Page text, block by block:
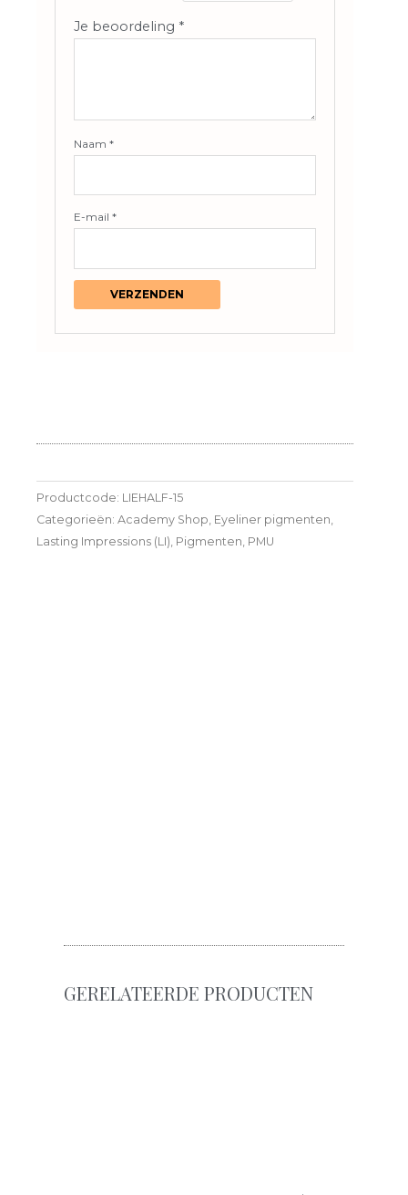
GERELATEERDE PRODUCTEN
Je beoordeling *
Naam*
E-mail*
Productcode: LIEHALF-15
Categorieën: Academy Shop Eyeliner pigmenten
Lasting Impressions (LI) Pigmenten PMU